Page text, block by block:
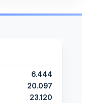
6.444
20.097
23.120